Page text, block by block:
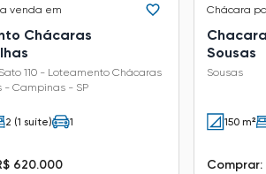
venda em
Chácaras
110 - Loteamento Chácaras
- Campinas - SP
2 (1 suíte) 1
620.000
Chácara
Sousas
Sousas
150 m²
Comprar: